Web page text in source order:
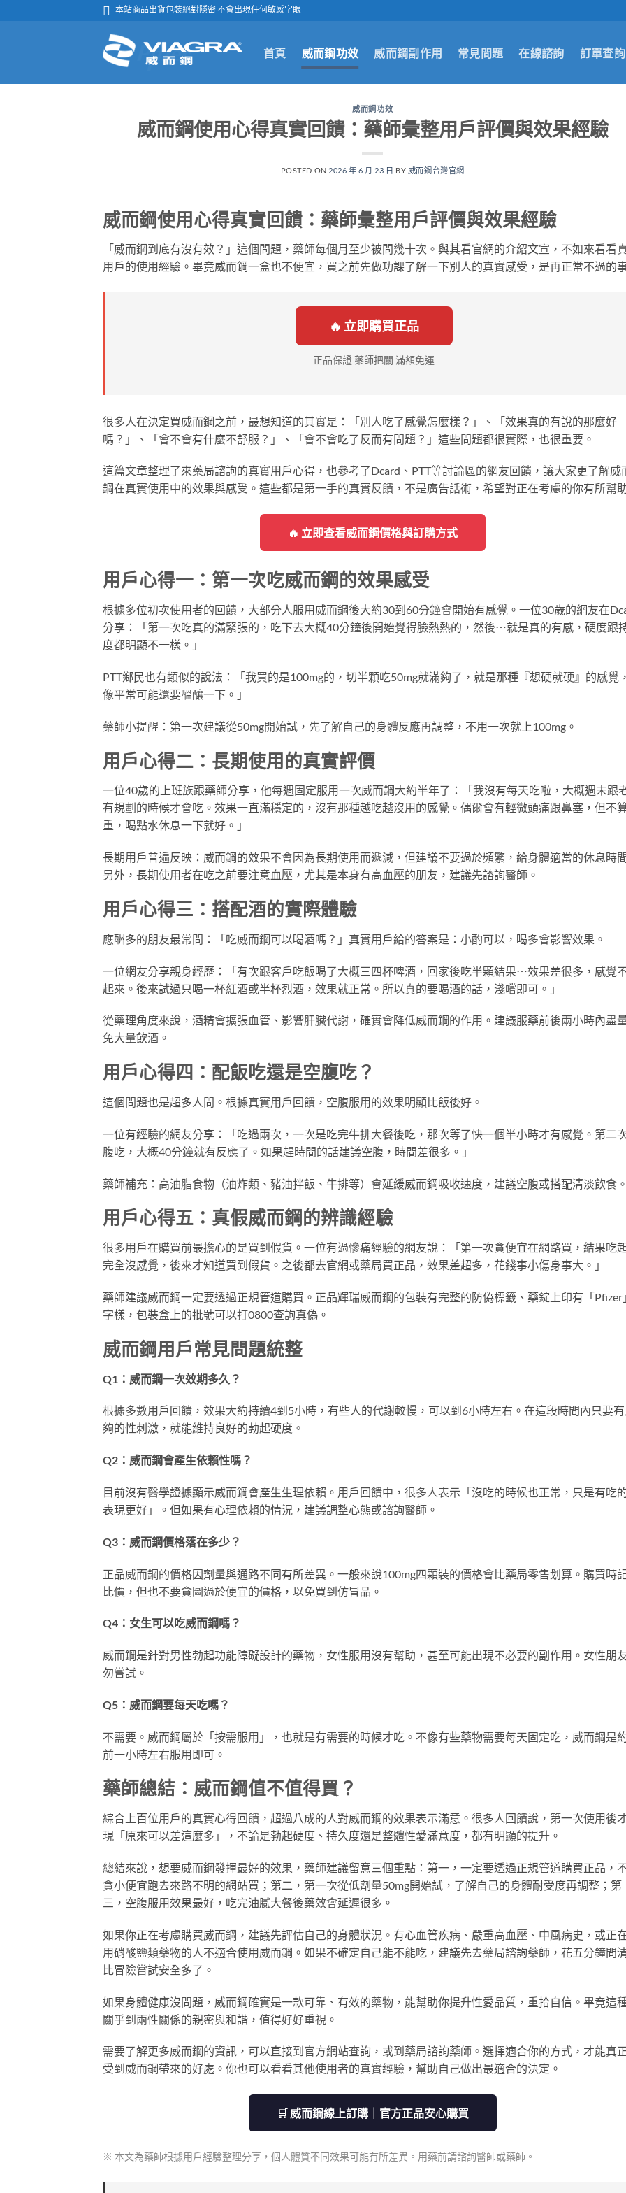
 本站商品出貨包裝絕對隱密 不會出現任何敏感字眼
首頁 威而鋼功效 威而鋼副作用 常見問題 在線諮詢 訂單查詢
威而鋼功效
威而鋼使用心得真實回饋：藥師彙整用戶評價與效果經驗
POSTED ON 2026 年 6 月 23 日 BY 威而鋼台灣官網
威而鋼使用心得真實回饋：藥師彙整用戶評價與效果經驗
「威而鋼到底有沒有效？」這個問題，藥師每個月至少被問幾十次。與其看官網的介紹文宣，不如來看看
用戶的使用經驗。畢竟威而鋼一盒也不便宜，買之前先做功課了解一下別人的真實感受，是再正常不過的
🔥 立即購買正品
正品保證 藥師把關 滿額免運
很多人在決定買威而鋼之前，最想知道的其實是：「別人吃了感覺怎麼樣？」、「效果真的有說的那麼好
嗎？」、「會不會有什麼不舒服？」、「會不會吃了反而有問題？」這些問題都很實際，也很重要。
這篇文章整理了來藥局諮詢的真實用戶心得，也參考了Dcard、PTT等討論區的網友回饋，讓大家更了解威
鋼在真實使用中的效果與感受。這些都是第一手的真實反饋，不是廣告話術，希望對正在考慮的你有所幫
🔥 立即查看威而鋼價格與訂購方式
用戶心得一：第一次吃威而鋼的效果感受
根據多位初次使用者的回饋，大部分人服用威而鋼後大約30到60分鐘會開始有感覺。一位30歲的網友在
分享：「第一次吃真的滿緊張的，吃下去大概40分鐘後開始覺得臉熱熱的，然後⋯就是真的有感，硬度跟
度都明顯不一樣。」
PTT鄉民也有類似的說法：「我買的是100mg的，切半顆吃50mg就滿夠了，就是那種『想硬就硬』的感覺
像平常可能還要醞釀一下。」
藥師小提醒：第一次建議從50mg開始試，先了解自己的身體反應再調整，不用一次就上100mg。
用戶心得二：長期使用的真實評價
一位40歲的上班族跟藥師分享，他每週固定服用一次威而鋼大約半年了：「我沒有每天吃啦，大概週末跟
有規劃的時候才會吃。效果一直滿穩定的，沒有那種越吃越沒用的感覺。偶爾會有輕微頭痛跟鼻塞，但不
重，喝點水休息一下就好。」
長期用戶普遍反映：威而鋼的效果不會因為長期使用而遞減，但建議不要過於頻繁，給身體適當的休息時
另外，長期使用者在吃之前要注意血壓，尤其是本身有高血壓的朋友，建議先諮詢醫師。
用戶心得三：搭配酒的實際體驗
應酬多的朋友最常問：「吃威而鋼可以喝酒嗎？」真實用戶給的答案是：小酌可以，喝多會影響效果。
一位網友分享親身經歷：「有次跟客戶吃飯喝了大概三四杯啤酒，回家後吃半顆結果⋯效果差很多，感覺
起來。後來試過只喝一杯紅酒或半杯烈酒，效果就正常。所以真的要喝酒的話，淺嚐即可。」
從藥理角度來說，酒精會擴張血管、影響肝臟代謝，確實會降低威而鋼的作用。建議服藥前後兩小時內盡
免大量飲酒。
用戶心得四：配飯吃還是空腹吃？
這個問題也是超多人問。根據真實用戶回饋，空腹服用的效果明顯比飯後好。
一位有經驗的網友分享：「吃過兩次，一次是吃完牛排大餐後吃，那次等了快一個半小時才有感覺。第二
腹吃，大概40分鐘就有反應了。如果趕時間的話建議空腹，時間差很多。」
藥師補充：高油脂食物（油炸類、豬油拌飯、牛排等）會延緩威而鋼吸收速度，建議空腹或搭配清淡飲食。
用戶心得五：真假威而鋼的辨識經驗
很多用戶在購買前最擔心的是買到假貨。一位有過慘痛經驗的網友說：「第一次貪便宜在網路買，結果吃
完全沒感覺，後來才知道買到假貨。之後都去官網或藥局買正品，效果差超多，花錢事小傷身事大。」
藥師建議威而鋼一定要透過正規管道購買。正品輝瑞威而鋼的包裝有完整的防偽標籤、藥錠上印有「Pfizer
字樣，包裝盒上的批號可以打0800查詢真偽。
威而鋼用戶常見問題統整
Q1：威而鋼一次效期多久？
根據多數用戶回饋，效果大約持續4到5小時，有些人的代謝較慢，可以到6小時左右。在這段時間內只要有
夠的性刺激，就能維持良好的勃起硬度。
Q2：威而鋼會產生依賴性嗎？
目前沒有醫學證據顯示威而鋼會產生生理依賴。用戶回饋中，很多人表示「沒吃的時候也正常，只是有吃
表現更好」。但如果有心理依賴的情況，建議調整心態或諮詢醫師。
Q3：威而鋼價格落在多少？
正品威而鋼的價格因劑量與通路不同有所差異。一般來說100mg四顆裝的價格會比藥局零售划算。購買時
比價，但也不要貪圖過於便宜的價格，以免買到仿冒品。
Q4：女生可以吃威而鋼嗎？
威而鋼是針對男性勃起功能障礙設計的藥物，女性服用沒有幫助，甚至可能出現不必要的副作用。女性朋
勿嘗試。
Q5：威而鋼要每天吃嗎？
不需要。威而鋼屬於「按需服用」，也就是有需要的時候才吃。不像有些藥物需要每天固定吃，威而鋼是
前一小時左右服用即可。
藥師總結：威而鋼值不值得買？
綜合上百位用戶的真實心得回饋，超過八成的人對威而鋼的效果表示滿意。很多人回饋說，第一次使用後
現「原來可以差這麼多」，不論是勃起硬度、持久度還是整體性愛滿意度，都有明顯的提升。
總結來說，想要威而鋼發揮最好的效果，藥師建議留意三個重點：第一，一定要透過正規管道購買正品，
貪小便宜跑去來路不明的網站買；第二，第一次從低劑量50mg開始試，了解自己的身體耐受度再調整；第
三，空腹服用效果最好，吃完油膩大餐後藥效會延遲很多。
如果你正在考慮購買威而鋼，建議先評估自己的身體狀況。有心血管疾病、嚴重高血壓、中風病史，或正
用硝酸鹽類藥物的人不適合使用威而鋼。如果不確定自己能不能吃，建議先去藥局諮詢藥師，花五分鐘問
比冒險嘗試安全多了。
如果身體健康沒問題，威而鋼確實是一款可靠、有效的藥物，能幫助你提升性愛品質，重拾自信。畢竟這
關乎到兩性關係的親密與和諧，值得好好重視。
需要了解更多威而鋼的資訊，可以直接到官方網站查詢，或到藥局諮詢藥師。選擇適合你的方式，才能真
受到威而鋼帶來的好處。你也可以看看其他使用者的真實經驗，幫助自己做出最適合的決定。
🛒 威而鋼線上訂購｜官方正品安心購買
※ 本文為藥師根據用戶經驗整理分享，個人體質不同效果可能有所差異。用藥前請諮詢醫師或藥師。